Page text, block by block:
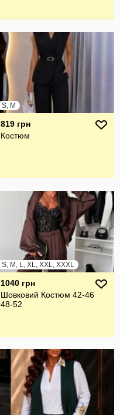
S, M
819 грн
Костюм
S, M, L, XL, XXL, XXXL
1040 грн
Шовковий Костюм 42-46
48-52